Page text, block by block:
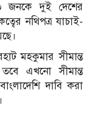
জনকে দুই দেশের
নথিপত্র যাচাই-
মহকুমার সীমান্ত
এখনো সীমান্ত
দাবি করা